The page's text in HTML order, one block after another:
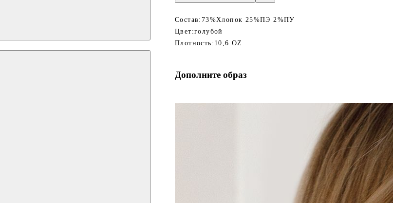
Состав: 73%Хлопок 25%ПЭ 2%ПУ
Цвет:голубой
Плотность: 10,6 OZ
Дополните образ